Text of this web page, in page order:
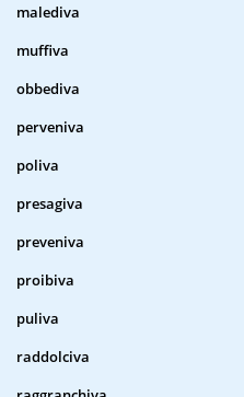
malediva
muffiva
obbediva
perveniva
poliva
presagiva
preveniva
proibiva
puliva
raddolciva